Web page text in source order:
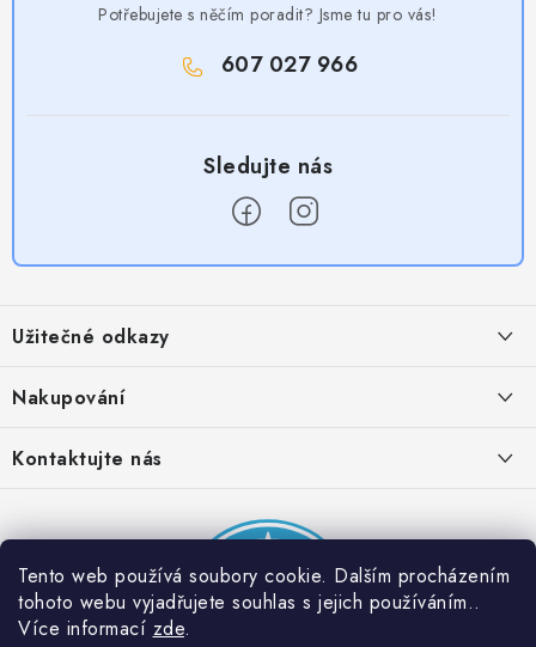
Tento web používá soubory cookie. Dalším procházením
tohoto webu vyjadřujete souhlas s jejich používáním..
Více informací zde.
Potřebujete s něčím poradit? Jsme tu pro vás!
607 027 966
p
a
Užitečné odkazy
Obchodní podmínky
Provizní systém
Partner stránek: Super plecháček
Nakupování
Časté otázky
Podmínky akce 2 + 1 zdarma
Kontaktujte nás